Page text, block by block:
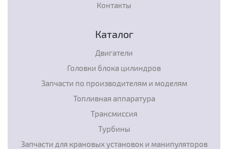
Контакты
Каталог
Двигатели
Головки блока цилиндров
Запчасти по производителям и моделям
Топливная аппаратура
Трансмиссия
Турбины
Запчасти для крановых установок и манипуляторов